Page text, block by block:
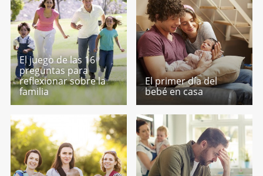
El juego de las 16
preguntas para
reflexionar sobre la
familia
El primer día del
bebé en casa